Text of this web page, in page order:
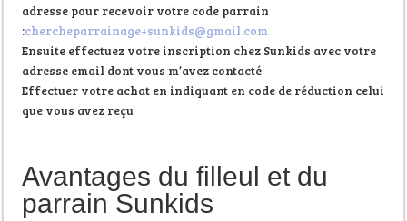
adresse pour recevoir votre code parrain
:chercheparrainage+sunkids@gmail.com
Ensuite effectuez votre inscription chez Sunkids avec votre
adresse email dont vous m’avez contacté
Effectuer votre achat en indiquant en code de réduction celui
que vous avez reçu
Avantages du filleul et du
parrain Sunkids